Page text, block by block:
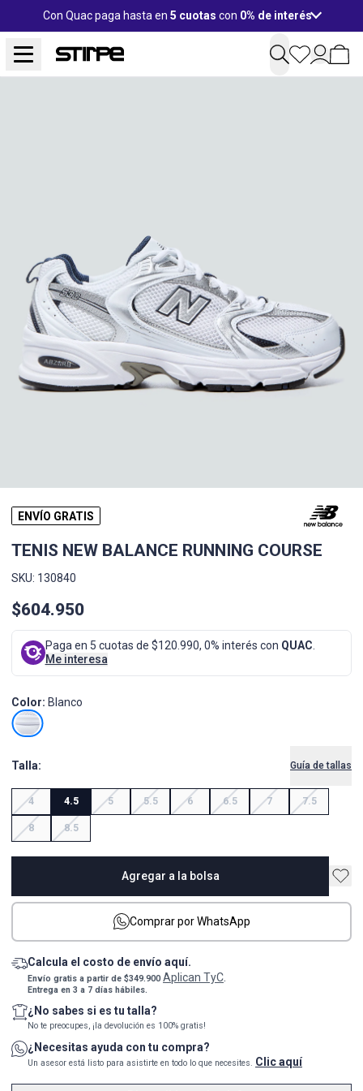
Con Quac paga hasta en 5 cuotas con 0% de interés
ENVÍO GRATIS
TENIS NEW BALANCE RUNNING COURSE
SKU: 130840
$604.950
Paga en 5 cuotas de $120.990, 0% interés con QUAC
Me interesa
Color: Blanco
Talla: Guía de tallas
4 4.5 5 5.5 6 6.5 7 7.5
8 8.5
Agregar a la bolsa
Comprar por WhatsApp
Calcula el costo de envío aquí.
Envío gratis a partir de $349.900Aplican TyC.
Entrega en 3 a 7 días hábiles.
¿No sabes si es tu talla?
No te preocupes, ¡la devolución es 100% gratis!
¿Necesitas ayuda con tu compra?
Un asesor está listo para asistirte en todo lo que necesites. Clic aquí